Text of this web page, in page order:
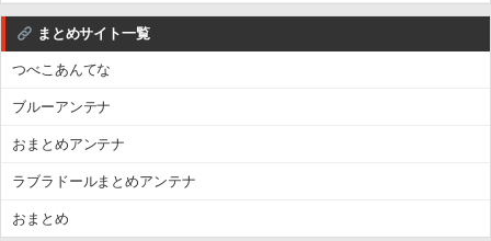
まとめサイト一覧
つべこあんてな
ブルーアンテナ
おまとめアンテナ
ラブラドールまとめアンテナ
おまとめ